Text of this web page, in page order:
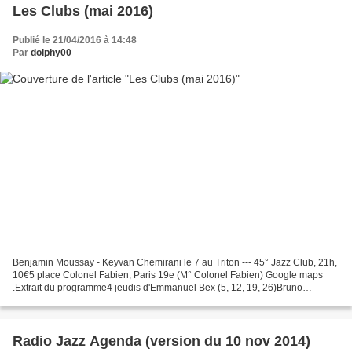
Les Clubs (mai 2016)
Publié le 21/04/2016 à 14:48
Par dolphy00
Benjamin Moussay - Keyvan Chemirani le 7 au Triton --- 45° Jazz Club, 21h,
10€5 place Colonel Fabien, Paris 19e (M° Colonel Fabien) Google maps
.Extrait du programme4 jeudis d'Emmanuel Bex (5, 12, 19, 26)Bruno
Radio Jazz Agenda (version du 10 nov 2014)